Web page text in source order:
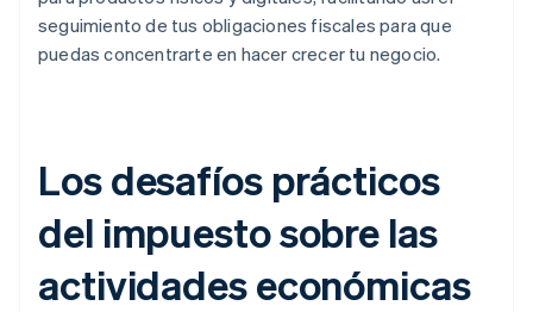
seguimiento de tus obligaciones fiscales para que
puedas concentrarte en hacer crecer tu negocio.
Los desafíos prácticos
del impuesto sobre las
actividades económicas